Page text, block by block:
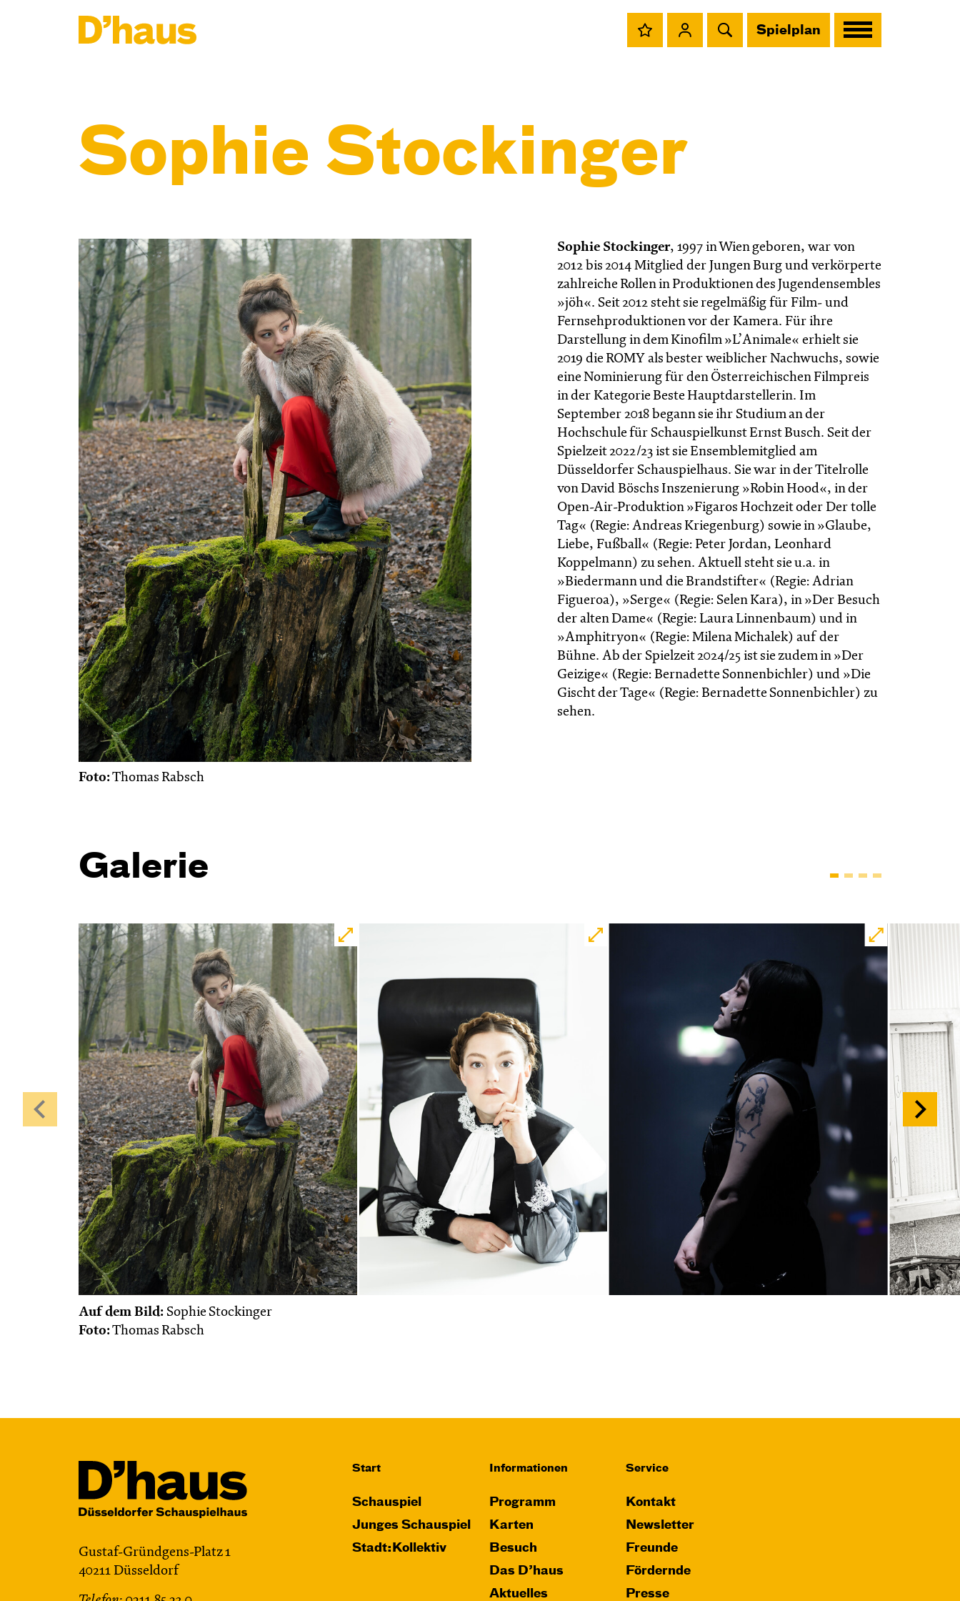
Spielplan
Sophie Stockinger
Foto:Thomas Rabsch
Sophie Stockinger, 1997 in Wien geboren, war von
2012 bis 2014 Mitglied der Jungen Burg und verkörperte
zahlreiche Rollen in Produktionen des Jugendensembles
»jöh«. Seit 2012 steht sie regelmäßig für Film- und
Fernsehproduktionen vor der Kamera. Für ihre
Darstellung in dem Kinofilm »L’Animale« erhielt sie
2019 die ROMY als bester weiblicher Nachwuchs, sowie
eine Nominierung für den Österreichischen Filmpreis
in der Kategorie Beste Hauptdarstellerin. Im
September 2018 begann sie ihr Studium an der
Hochschule für Schauspielkunst Ernst Busch. Seit der
Spielzeit 2022/23 ist sie Ensemblemitglied am
Düsseldorfer Schauspielhaus. Sie war in der Titelrolle
von David Böschs Inszenierung »Robin Hood«, in der
Open-Air-Produktion »Figaros Hochzeit oder Der tolle
Tag« (Regie: Andreas Kriegenburg) sowie in »Glaube,
Liebe, Fußball« (Regie: Peter Jordan, Leonhard
Koppelmann) zu sehen. Aktuell steht sie u.a. in
»Biedermann und die Brandstifter« (Regie: Adrian
Figueroa), »Serge« (Regie: Selen Kara), in »Der Besuch
der alten Dame« (Regie: Laura Linnenbaum) und in
»Amphitryon« (Regie: Milena Michalek) auf der
Bühne. Ab der Spielzeit 2024/25 ist sie zudem in »Der
Geizige« (Regie: Bernadette Sonnenbichler) und »Die
Gischt der Tage« (Regie: Bernadette Sonnen­bichler) zu
sehen.
Galerie
Auf dem Bild: Sophie Stockinger
Foto:Thomas Rabsch
Gustaf-Gründgens-Platz 1
40211 Düsseldorf
Start
Schauspiel
Junges Schauspiel
Stadt:Kollektiv
Informationen
Programm
Karten
Besuch
Das D’haus
Aktuelles
Service
Kontakt
Newsletter
Freunde
Fördernde
Presse